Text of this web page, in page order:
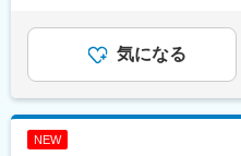
作駅、和泉多摩川駅、井荻
松島駅、ゆいの杜東駅、高
気になる
NEW